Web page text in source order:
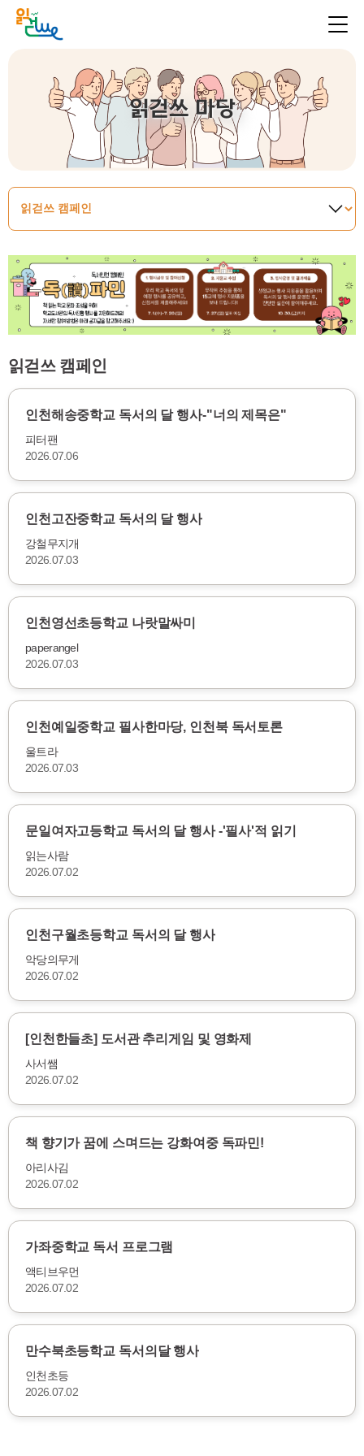
읽걷쓰 마당
읽걷쓰 캠페인
인천해송중학교 독서의 달 행사-"너의 제목은"
피터팬
2026.07.06
인천고잔중학교 독서의 달 행사
강철무지개
2026.07.03
인천영선초등학교 나랏말싸미
paperangel
2026.07.03
인천예일중학교 필사한마당, 인천북 독서토론
울트라
2026.07.03
문일여자고등학교 독서의 달 행사 -'필사'적 읽기
읽는사람
2026.07.02
인천구월초등학교 독서의 달 행사
악당의무게
2026.07.02
[인천한들초] 도서관 추리게임 및 영화제
사서쌤
2026.07.02
책 향기가 꿈에 스며드는 강화여중 독파민!
아리사김
2026.07.02
가좌중학교 독서 프로그램
액티브우먼
2026.07.02
만수북초등학교 독서의달 행사
인천초등
2026.07.02